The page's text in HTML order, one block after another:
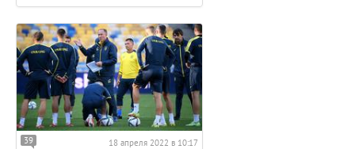
39 18 апреля 2022 в 10:17